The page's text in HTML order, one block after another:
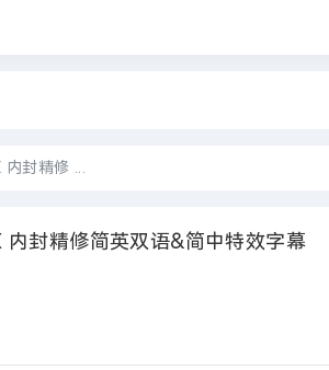
内封精修 ...
内封精修简英双语&简中特效字幕